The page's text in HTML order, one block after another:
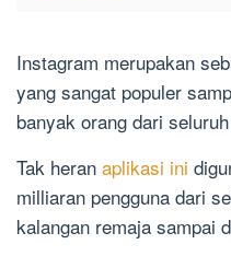
Instagram merupakan
yang sangat populer
banyak orang dari
Tak heran aplikasi ini
milliaran pengguna dari
kalangan remaja sampai